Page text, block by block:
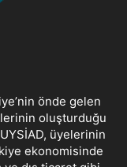
önde gelen
oluşturduğu
üyelerinin
ekonomisinde